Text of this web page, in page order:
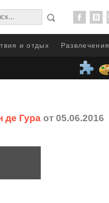
и отдых Развлечения
де Гура от 05.06.2016